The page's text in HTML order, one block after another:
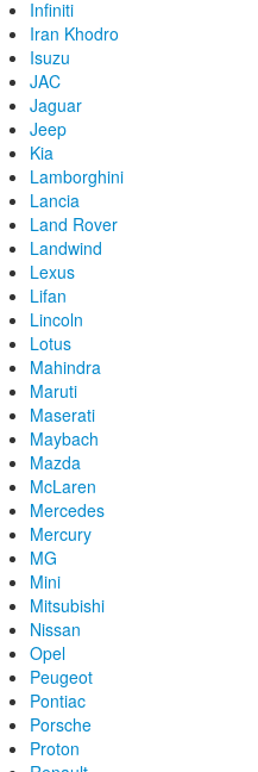
Infiniti
Iran Khodro
Isuzu
JAC
Jaguar
Jeep
Kia
Lamborghini
Lancia
Land Rover
Landwind
Lexus
Lifan
Lincoln
Lotus
Mahindra
Maruti
Maserati
Maybach
Mazda
McLaren
Mercedes
Mercury
MG
Mini
Mitsubishi
Nissan
Opel
Peugeot
Pontiac
Porsche
Proton